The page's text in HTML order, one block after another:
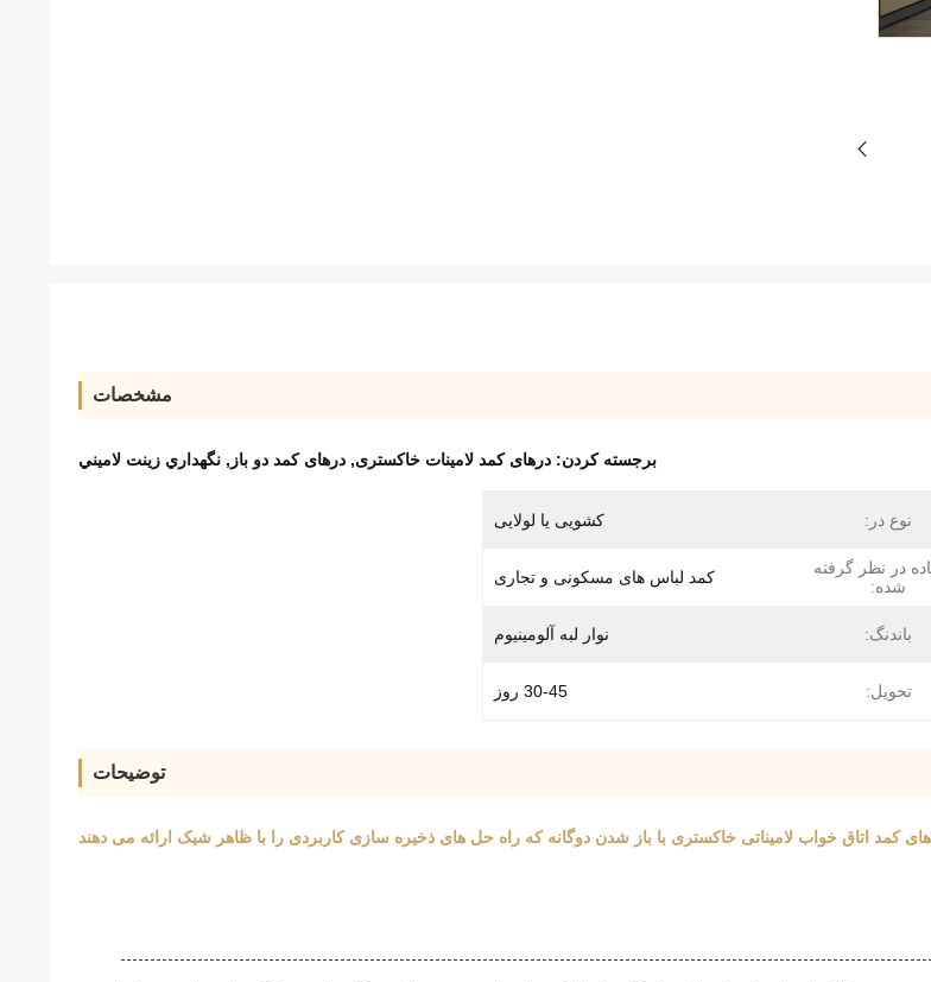
مشخصات
برجسته کردن: درهای کمد لامینات خاکستری, درهای کمد دو باز , نگهداري زينت لاميني
نوع در: کشویی یا لولایی
در نظر گرفته
شده:
کمد لباس های مسکونی و تجاری
باندنگ: نوار لبه آلومینیوم
تحویل: 30-45 روز
توضیحات
کمد اتاق خواب لامیناتی خاکستری با باز شدن دوگانه که راه حل های ذخیره سازی کاربردی را با ظاهر شیک ارائه می دهند